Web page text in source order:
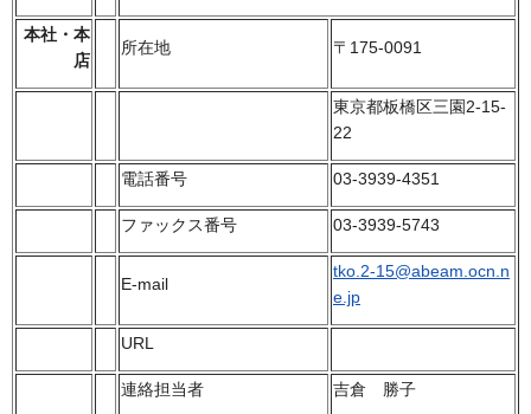
本社・本
店
所在地 〒175-0091
東京都板橋区三園2-15-
22
電話番号 03-3939-4351
ファックス番号 03-3939-5743
E-mail
tko.2-15@abeam.ocn.n
e.jp
URL
連絡担当者 吉倉 勝子